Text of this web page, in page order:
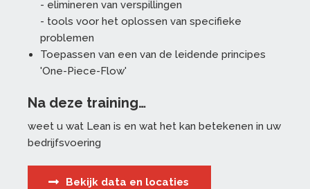
- elimineren van verspillingen
- tools voor het oplossen van specifieke
problemen
Toepassen van een van de leidende principes
'One-Piece-Flow'
Na deze training…
weet u wat Lean is en wat het kan betekenen in uw
bedrijfsvoering
Bekijk data en locaties